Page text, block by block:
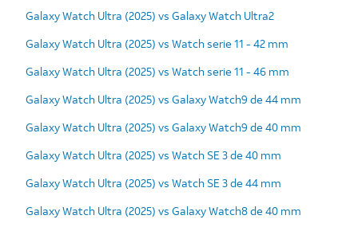
Galaxy Watch Ultra (2025) vs Galaxy Watch Ultra2
Galaxy Watch Ultra (2025) vs Watch serie 11 - 42 mm
Galaxy Watch Ultra (2025) vs Watch serie 11 - 46 mm
Galaxy Watch Ultra (2025) vs Galaxy Watch9 de 44 mm
Galaxy Watch Ultra (2025) vs Galaxy Watch9 de 40 mm
Galaxy Watch Ultra (2025) vs Watch SE 3 de 40 mm
Galaxy Watch Ultra (2025) vs Watch SE 3 de 44 mm
Galaxy Watch Ultra (2025) vs Galaxy Watch8 de 40 mm